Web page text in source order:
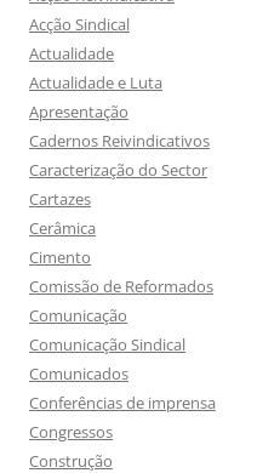
Acção Sindical
Actualidade
Actualidade e Luta
Apresentação
Cadernos Reivindicativos
Caracterização do Sector
Cartazes
Cerâmica
Cimento
Comissão de Reformados
Comunicação
Comunicação Sindical
Comunicados
Conferências de imprensa
Congressos
Construção